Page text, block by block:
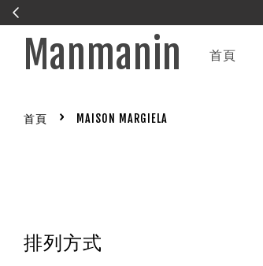
Manmanin 首頁
首頁 › MAISON MARGIELA
排列方式